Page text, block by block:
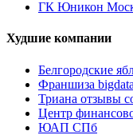
ГК Юникон
Худшие компании
Белгородские
Франшиза
Триана отзывы
Центр
ЮАП СПб